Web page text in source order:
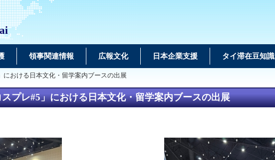
領事関連情報 広報文化 日本企業支援 タイ滞在豆知識
おける日本文化・留学案内ブースの出展
プレ#5」における日本文化・留学案内ブースの出展